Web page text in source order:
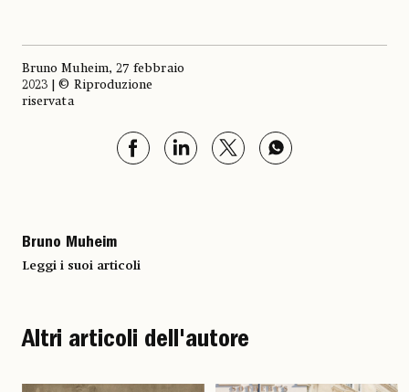
Bruno Muheim, 27 febbraio
2023 | © Riproduzione
riservata
Bruno Muheim
Leggi i suoi articoli
Altri articoli dell'autore